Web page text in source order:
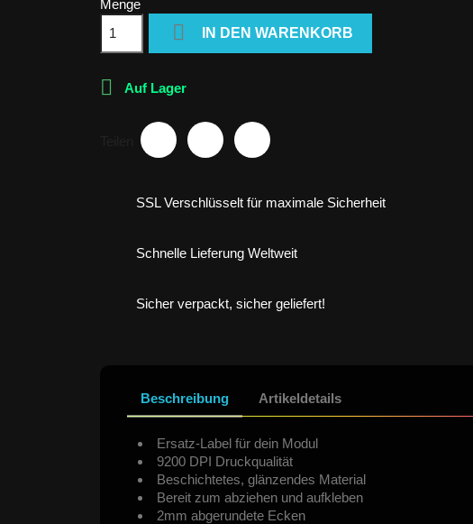
Menge
 IN DEN WARENKORB
 Auf Lager
SSL Verschlüsselt für maximale Sicherheit
Schnelle Lieferung Weltweit
Sicher verpackt, sicher geliefert!
Beschreibung Artikeldetails
Ersatz-Label für dein Modul
9200 DPI Druckqualität
Beschichtetes, glänzendes Material
Bereit zum abziehen und aufkleben
2mm abgerundete Ecken